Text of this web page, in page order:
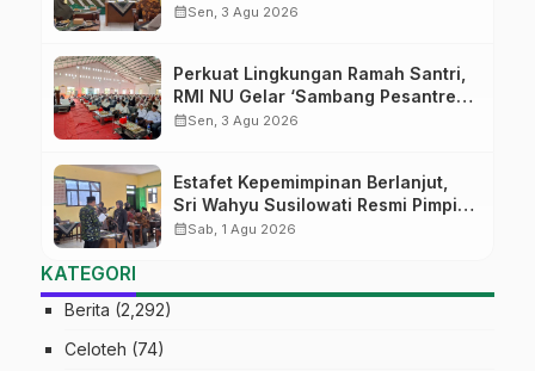
Tekankan Lima Amanah
calendar_monthSen, 3 Agu 2026
Perkuat Lingkungan Ramah Santri,
RMI NU Gelar ‘Sambang Pesantren’
di Pati
calendar_monthSen, 3 Agu 2026
Estafet Kepemimpinan Berlanjut,
Sri Wahyu Susilowati Resmi Pimpin
MTs Ma’arif Sapuran
calendar_monthSab, 1 Agu 2026
KATEGORI
Berita (2,292)
Celoteh (74)